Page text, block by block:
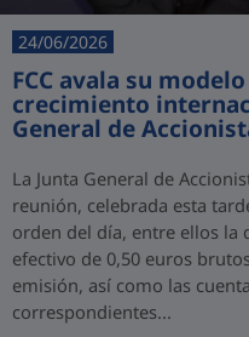
24/06/2026
FCC avala su
crecimiento
General de
La Junta General de
reunión, celebrada esta
orden del día, entre ellos
efectivo de 0,50 euros
emisión, así como las
correspondientes...